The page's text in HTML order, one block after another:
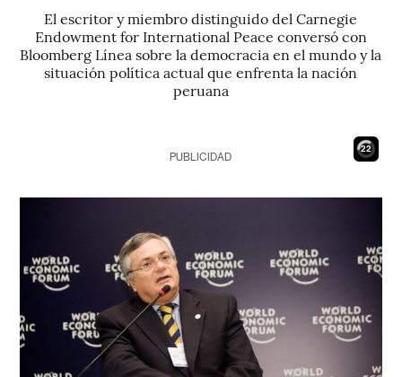
El escritor y miembro distinguido del Carnegie
Endowment for International Peace conversó con
Bloomberg Línea sobre la democracia en el mundo y la
situación política actual que enfrenta la nación
peruana
20
PUBLICIDAD